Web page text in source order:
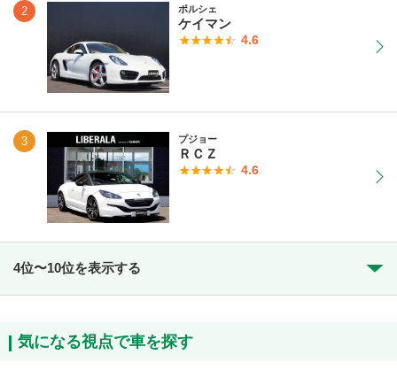
2 ポルシェ
ケイマン
4.6
3 プジョー
ＲＣＺ
4.6
4位〜10位を表示する
気になる視点で車を探す